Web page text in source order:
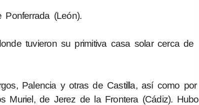
(León).
tuvieron su primitiva casa solar cerca de
Palencia y otras de Castilla, así como por
Muriel, de Jerez de la Frontera (Cádiz). Hubo